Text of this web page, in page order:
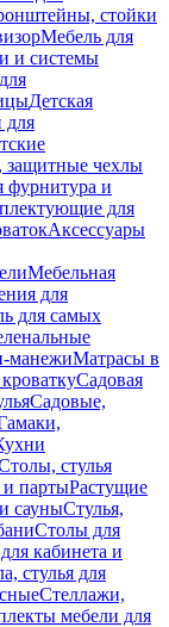
стойки
Мебель для
и системы
Детская
для
защитные чехлы
фурнитура и
для
Аксессуары
Мебельная
для
для самых
манежиМатрасы в
Садовая
Садовые,
стулья
и партыРастущие
сауныСтулья,
Столы для
кабинета и
стулья для
Стеллажи,
мебели для